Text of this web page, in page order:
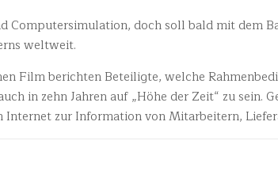
Computersimulation, doch soll bald mit dem
weltweit.
Film berichten Beteiligte, welche
in zehn Jahren auf „Höhe der Zeit“ zu
zur Information von Mitarbeitern,